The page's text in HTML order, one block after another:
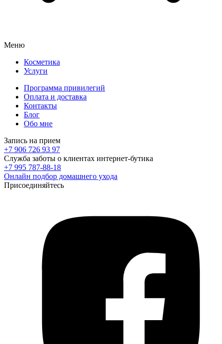
Меню
Косметика
Услуги
Программа привилегий
Оплата и доставка
Контакты
Блог
Обо мне
Запись на прием
+7 906 726 93 97
Служба заботы о клиентах интернет-бутика
+7 995 787-88-18
Онлайн подбор домашнего ухода
Присоединяйтесь